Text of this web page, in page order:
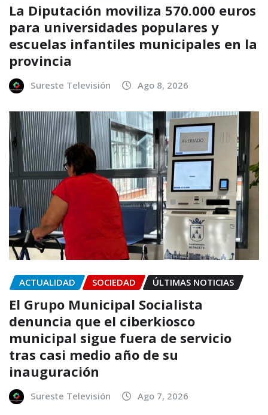
La Diputación moviliza 570.000 euros
para universidades populares y
escuelas infantiles municipales en la
provincia
Sureste Televisión Ago 8, 2026
ACTUALIDAD SOCIEDAD ÚLTIMAS NOTICIAS
El Grupo Municipal Socialista
denuncia que el ciberkiosco
municipal sigue fuera de servicio
tras casi medio año de su
inauguración
Sureste Televisión Ago 7, 2026